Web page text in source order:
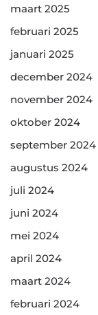
maart 2025
februari 2025
januari 2025
december 2024
november 2024
oktober 2024
september 2024
augustus 2024
juli 2024
juni 2024
mei 2024
april 2024
maart 2024
februari 2024